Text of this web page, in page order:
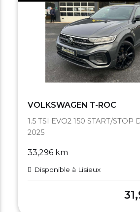
VOLKSWAGEN T-ROC
1.5 TSI EVO2 150 START/STOP
2025
33,296 km
Disponible à Lisieux